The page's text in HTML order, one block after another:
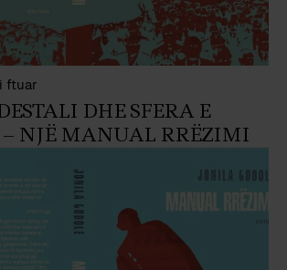
ftuar
DHE SFERA E
NJË MANUAL RRËZIMI